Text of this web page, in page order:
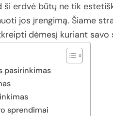
ši erdvė būtų ne tik
jos įrengimą. Šiame
dėmesį kuriant savo
pasirinkimas
sprendimai